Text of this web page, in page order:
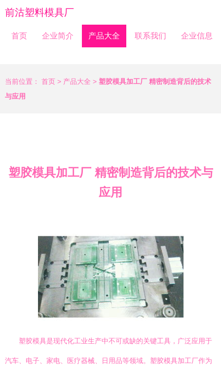
前沽塑料模具厂
首页 企业简介 产品大全 联系我们 企业信息
当前位置： 首页 > 产品大全 > 塑胶模具加工厂 精密制造背后的技术
与应用
塑胶模具加工厂 精密制造背后的技术与
应用
塑胶模具是现代化工业生产中不可或缺的关键工具，广泛应用于
汽车、电子、家电、医疗器械、日用品等领域。塑胶模具加工厂作为